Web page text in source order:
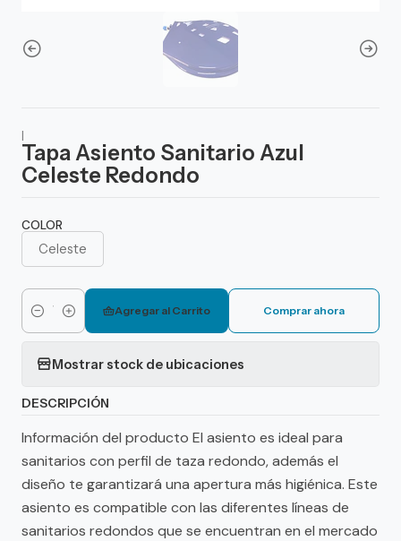
|
Tapa Asiento Sanitario Azul
Celeste Redondo
COLOR
Celeste
Cantidad
Agregar al Carrito Comprar ahora
Mostrar stock de ubicaciones
DESCRIPCIÓN
Información del producto El asiento es ideal para
sanitarios con perfil de taza redondo, además el
diseño te garantizará una apertura más higiénica. Este
asiento es compatible con las diferentes líneas de
sanitarios redondos que se encuentran en el mercado